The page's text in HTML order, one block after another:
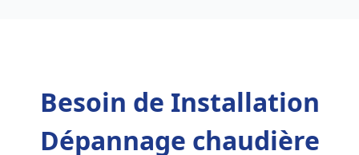
Besoin de Installation
Dépannage chaudière